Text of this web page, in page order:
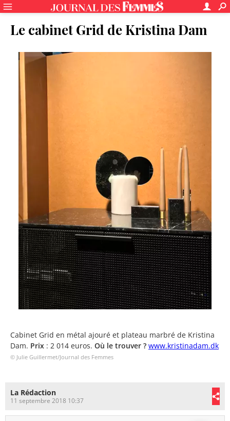
Le cabinet Grid de Kristina Dam
Cabinet Grid en métal ajouré et plateau marbré de Kristina
Dam. Prix : 2 014 euros. Où le trouver ? www.kristinadam.dk
© Julie Guillermet/Journal des Femmes
La Rédaction
11 septembre 2018 10:37